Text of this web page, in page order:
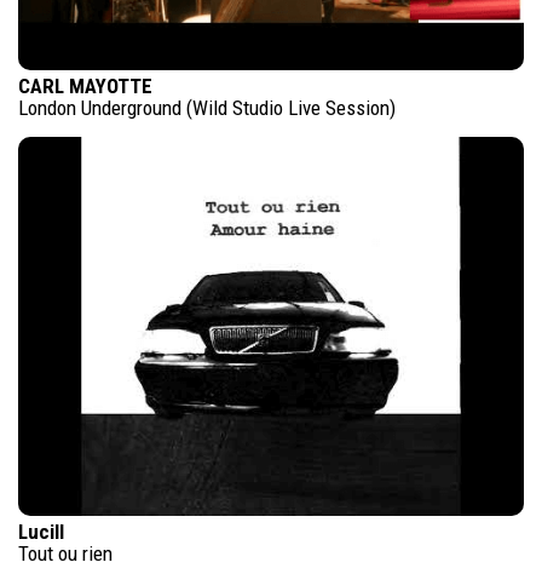
CARL MAYOTTE
London Underground (Wild Studio Live Session)
Lucill
Tout ou rien